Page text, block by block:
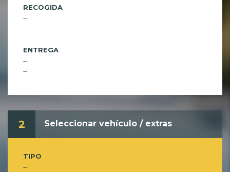
RECOGIDA
--
--
ENTREGA
--
--
2 Seleccionar vehículo / extras
TIPO
--